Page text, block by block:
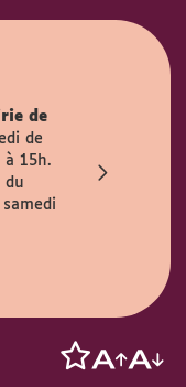
de
de
à 15h.
du